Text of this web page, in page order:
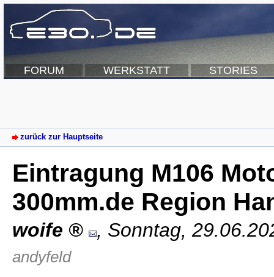
FORUM WERKSTATT STORIES
zurück zur Hauptseite
Eintragung M106
300mm.de Region
woife , Sonntag,
andyfeld